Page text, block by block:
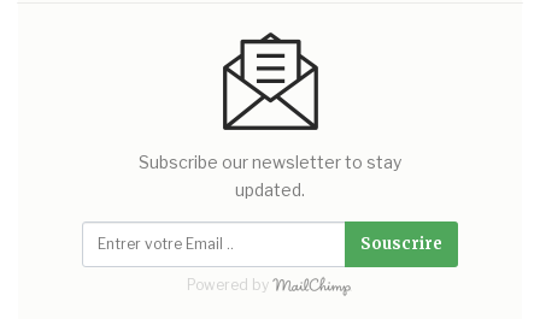
Subscribe our newsletter to stay
updated.
Souscrire
Powered by